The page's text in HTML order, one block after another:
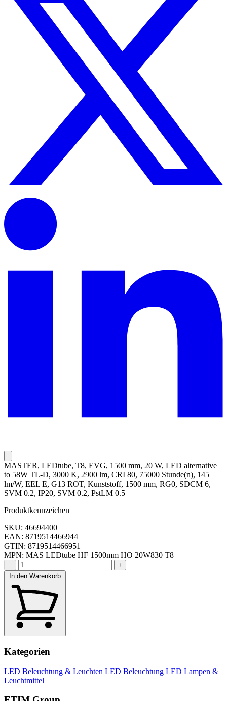
MASTER, LEDtube, T8, EVG, 1500 mm, 20 W, LED alternative
to 58W TL-D, 3000 K, 2900 lm, CRI 80, 75000 Stunde(n), 145
lm/W, EEL E, G13 ROT, Kunststoff, 1500 mm, RG0, SDCM 6,
SVM 0.2, IP20, SVM 0.2, PstLM 0.5
Produktkennzeichen
SKU: 46694400
EAN: 8719514466944
GTIN: 8719514466951
MPN: MAS LEDtube HF 1500mm HO 20W830 T8
−
+
In den Warenkorb
Kategorien
LED Beleuchtung & Leuchten LED Beleuchtung LED Lampen &
Leuchtmittel